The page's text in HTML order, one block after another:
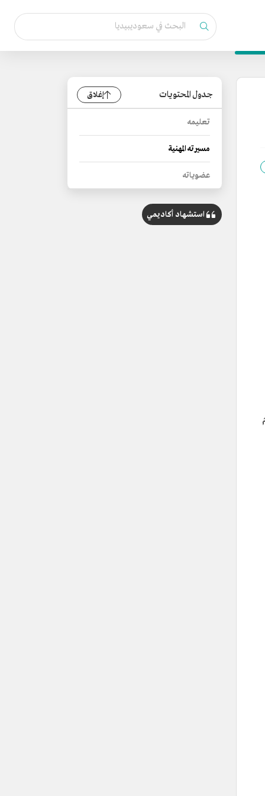
جدول المحتويات إغلاق
تعليمه
مسيرته المهنية
عضوياته
استشهاد أكاديمي